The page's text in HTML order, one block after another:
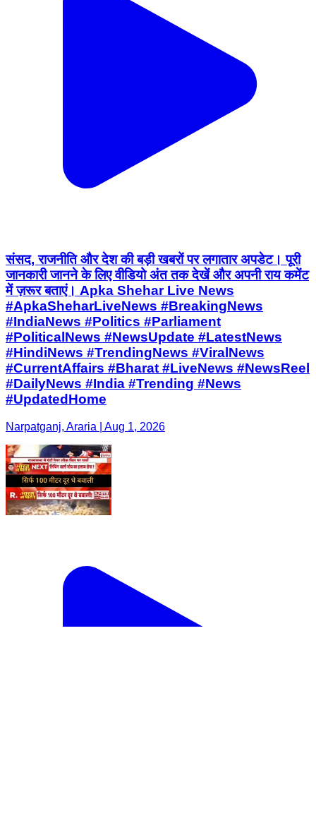
संसद, राजनीति और देश की बड़ी खबरों पर लगातार अपडेट। पूरी
जानकारी जानने के लिए वीडियो अंत तक देखें और अपनी राय कमेंट
में ज़रूर बताएं। Apka Shehar Live News
#ApkaSheharLiveNews #BreakingNews
#IndiaNews #Politics #Parliament
#PoliticalNews #NewsUpdate #LatestNews
#HindiNews #TrendingNews #ViralNews
#CurrentAffairs #Bharat #LiveNews #NewsReel
#DailyNews #India #Trending #News
#UpdatedHome
Narpatganj, Araria | Aug 1, 2026